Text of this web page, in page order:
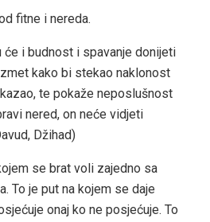
fitne i nereda.
će i budnost i spavanje donijeti
kako bi stekao naklonost
te pokaže neposlušnost
nered, on neće vidjeti
Džihad)
se brat voli zajedno sa
To je put na kojem se daje
onaj ko ne posjećuje. To